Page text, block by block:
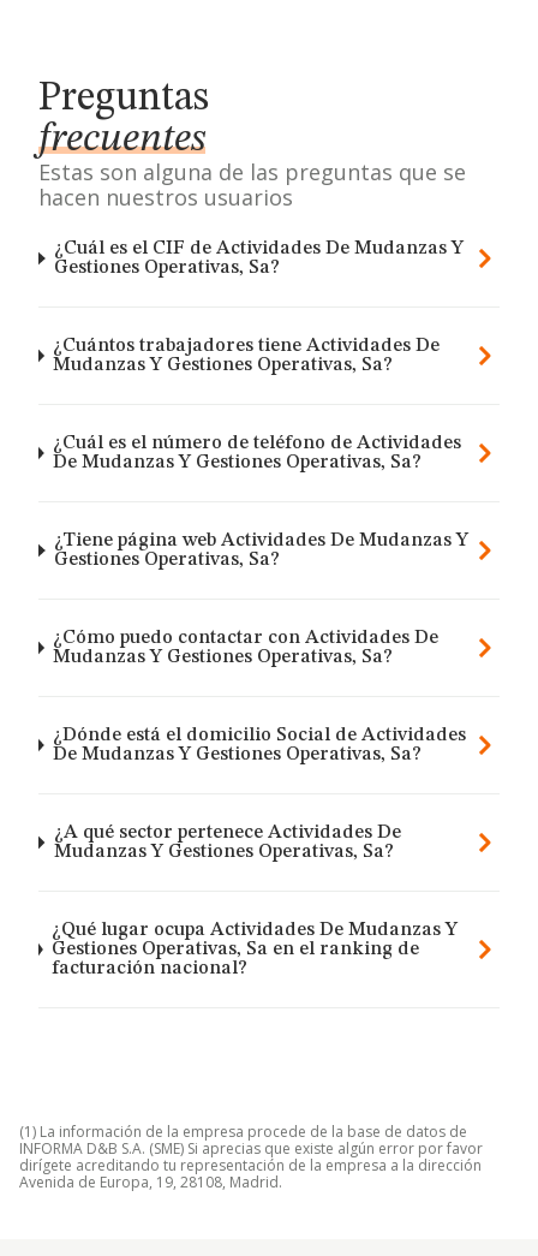
Preguntas
frecuentes
Estas son alguna de las preguntas que se
hacen nuestros usuarios
¿Cuál es el CIF de Actividades De Mudanzas Y
Gestiones Operativas, Sa?
¿Cuántos trabajadores tiene Actividades De
Mudanzas Y Gestiones Operativas, Sa?
¿Cuál es el número de teléfono de Actividades
De Mudanzas Y Gestiones Operativas, Sa?
¿Tiene página web Actividades De Mudanzas Y
Gestiones Operativas, Sa?
¿Cómo puedo contactar con Actividades De
Mudanzas Y Gestiones Operativas, Sa?
¿Dónde está el domicilio Social de Actividades
De Mudanzas Y Gestiones Operativas, Sa?
¿A qué sector pertenece Actividades De
Mudanzas Y Gestiones Operativas, Sa?
¿Qué lugar ocupa Actividades De Mudanzas Y
Gestiones Operativas, Sa en el ranking de
facturación nacional?
(1) La información de la empresa procede de la base de datos de
INFORMA D&B S.A. (SME) Si aprecias que existe algún error por favor
dirígete acreditando tu representación de la empresa a la dirección
Avenida de Europa, 19, 28108, Madrid.